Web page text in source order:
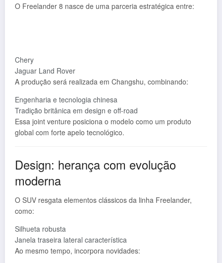
O Freelander 8 nasce de uma parceria estratégica entre:
Chery
Jaguar Land Rover
A produção será realizada em Changshu, combinando:
Engenharia e tecnologia chinesa
Tradição britânica em design e off-road
Essa joint venture posiciona o modelo como um produto
global com forte apelo tecnológico.
Design: herança com evolução
moderna
O SUV resgata elementos clássicos da linha Freelander,
como:
Silhueta robusta
Janela traseira lateral característica
Ao mesmo tempo, incorpora novidades: